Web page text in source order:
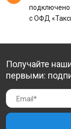
подключено
с ОФД
Получайте
первыми: